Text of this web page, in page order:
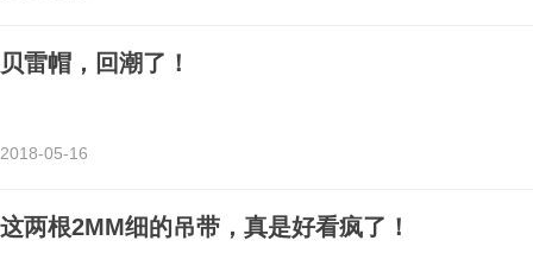
贝雷帽，回潮了！
2018-05-16
这两根2MM细的吊带，真是好看疯了！